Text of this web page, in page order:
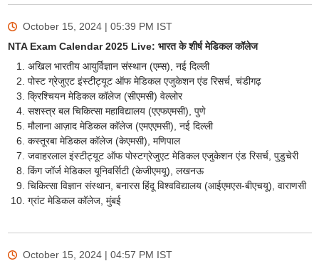
October 15, 2024 | 05:39 PM IST
NTA Exam Calendar 2025 Live: भारत के शीर्ष मेडिकल कॉलेज
अखिल भारतीय आयुर्विज्ञान संस्थान (एम्स), नई दिल्ली
पोस्ट ग्रेजुएट इंस्टीट्यूट ऑफ मेडिकल एजुकेशन एंड रिसर्च, चंडीगढ़
क्रिश्चियन मेडिकल कॉलेज (सीएमसी) वेल्लोर
सशस्त्र बल चिकित्सा महाविद्यालय (एएफएमसी), पुणे
मौलाना आज़ाद मेडिकल कॉलेज (एमएएमसी), नई दिल्ली
कस्तूरबा मेडिकल कॉलेज (केएमसी), मणिपाल
जवाहरलाल इंस्टीट्यूट ऑफ पोस्टग्रेजुएट मेडिकल एजुकेशन एंड रिसर्च, पुडुचेरी
किंग जॉर्ज मेडिकल यूनिवर्सिटी (केजीएमयू), लखनऊ
चिकित्सा विज्ञान संस्थान, बनारस हिंदू विश्वविद्यालय (आईएमएस-बीएचयू), वाराणसी
ग्रांट मेडिकल कॉलेज, मुंबई
October 15, 2024 | 04:57 PM IST